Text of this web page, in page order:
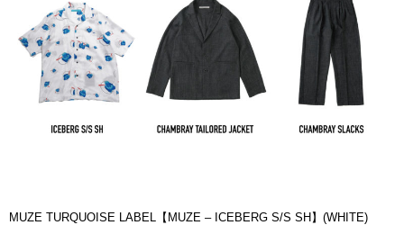
MUZE TURQUOISE LABEL【MUZE – ICEBERG S/S SH】(WHITE)